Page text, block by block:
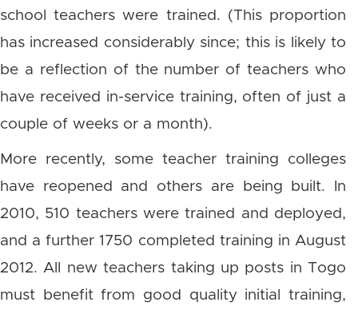
school teachers were trained. (This proportion
has increased considerably since; this is likely to
be a reflection of the number of teachers who
have received in-service training, often of just a
couple of weeks or a month).
More recently, some teacher training colleges
have reopened and others are being built. In
2010, 510 teachers were trained and deployed,
and a further 1750 completed training in August
2012. All new teachers taking up posts in Togo
must benefit from good quality initial training,